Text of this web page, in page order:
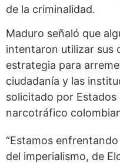
de la criminalidad.
Maduro señaló que
intentaron utilizar sus
estrategia para
ciudadanía y las
solicitado por
narcotráfico
“Estamos
del imperialismo, de